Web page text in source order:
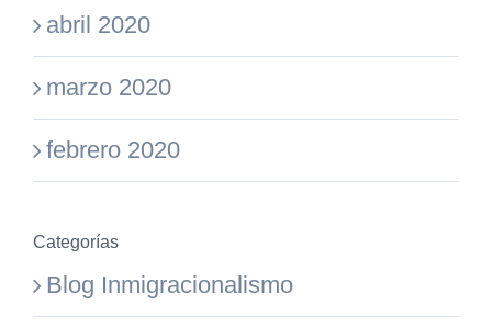
abril 2020
marzo 2020
febrero 2020
Categorías
Blog Inmigracionalismo